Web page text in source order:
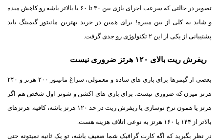
تصویر در حالتی که سرعت اجرای بازی بین ۳۰ تا ۶۰ یا بالاتر باشه رو کاهش میده
و شاید به کلی از بین میبره! برای همین در خرید بهترین مانیتور گیمینگ باید
پشتیبانی از یکی از این ۲ تکنولوژی رو جدی گرفت.
ریفرش ریت بالای ۱۲۰ هرتز ضروری نیست
بعضی از گیمرها برای بازی های ساده و معمولی، سراغ مانیتور ۲۰۰ هرتز و ۲۴۰
هرتز میرن که ضروری نیست. برای بازی های اکشن و شوتر اول شخص هم اگر
هرتز یا همون نرخ نوسازی یا ریفرش ریت در حد ۱۲۰ هرتز باشه، کافیه. هرتزهای
بالاتر از ۱۴۴ یا ۱۶۰ هرتز به نوعی اتلاف هزینه هست.
در نظر بگیرید که اگه کارت گرافیک شما ضعیف باشه، تو یک ثانیه نمیتونه حتی